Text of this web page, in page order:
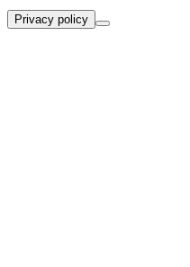
Privacy policy